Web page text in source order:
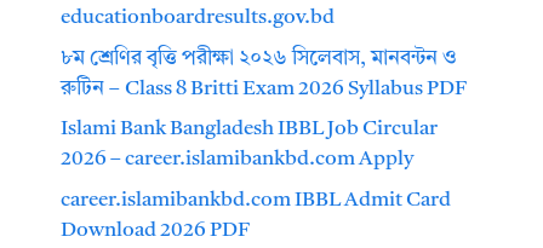
educationboardresults.gov.bd
৮ম শ্রেণির বৃত্তি পরীক্ষা ২০২৬ সিলেবাস, মানবন্টন ও
রুটিন – Class 8 Britti Exam 2026 Syllabus PDF
Islami Bank Bangladesh IBBL Job Circular
2026 – career.islamibankbd.com Apply
career.islamibankbd.com IBBL Admit Card
Download 2026 PDF